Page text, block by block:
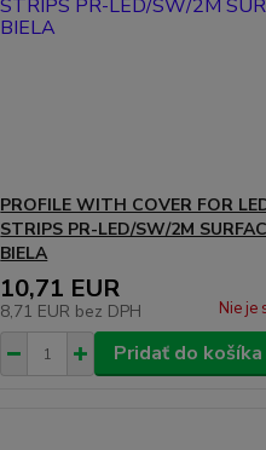
PROFILE WITH COVER FOR
STRIPS PR-LED/SW/2M
BIELA
10,71 EUR
8,71 EUR bez DPH Nie je
Pridať do košíka